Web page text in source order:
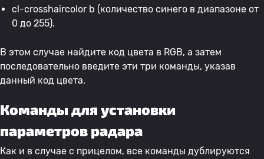
cl-crosshaircolor b (количество синего в диапазоне от
0 до 255).
В этом случае найдите код цвета в RGB, а затем
последовательно введите эти три команды, указав
данный код цвета.
Команды для установки
параметров радара
Как и в случае с прицелом, все команды дублируются